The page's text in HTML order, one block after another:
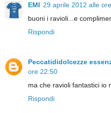
EMI 29 aprile 2012 alle
buoni i ravioli...e
Rispondi
Peccatididolcezze
ore 22:50
ma che ravioli fantastici io
Rispondi